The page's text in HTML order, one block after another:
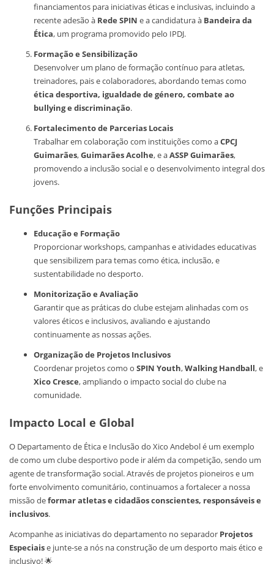
financiamentos para iniciativas éticas e inclusivas, incluindo a
recente adesão à Rede SPIN e a candidatura à Bandeira da
Ética, um programa promovido pelo IPDJ.
Formação e Sensibilização
Desenvolver um plano de formação contínuo para atletas,
treinadores, pais e colaboradores, abordando temas como
ética desportiva, igualdade de género, combate ao
bullying e discriminação.
Fortalecimento de Parcerias Locais
Trabalhar em colaboração com instituições como aCPCJ
Guimarães,Guimarães Acolhe, e aASSP Guimarães,
promovendo a inclusão social e o desenvolvimento integral dos
jovens.
Funções Principais
Educação e Formação
Proporcionar workshops, campanhas e atividades educativas
que sensibilizem para temas como ética, inclusão, e
sustentabilidade no desporto.
Monitorização e Avaliação
Garantir que as práticas do clube estejam alinhadas com os
valores éticos e inclusivos, avaliando e ajustando
continuamente as nossas ações.
Organização de Projetos Inclusivos
Coordenar projetos como o SPIN Youth,Walking Handball, e
Xico Cresce, ampliando o impacto social do clube na
comunidade.
Impacto Local e Global
O Departamento de Ética e Inclusão do Xico Andebol é um exemplo
de como um clube desportivo pode ir além da competição, sendo um
agente de transformação social. Através de projetos pioneiros e um
forte envolvimento comunitário, continuamos a fortalecer a nossa
missão deformar atletas e cidadãos conscientes, responsáveis e
inclusivos.
Acompanhe as iniciativas do departamento no separador Projetos
Especiaise junte-se a nós na construção de um desporto mais ético e
inclusivo! 🌟